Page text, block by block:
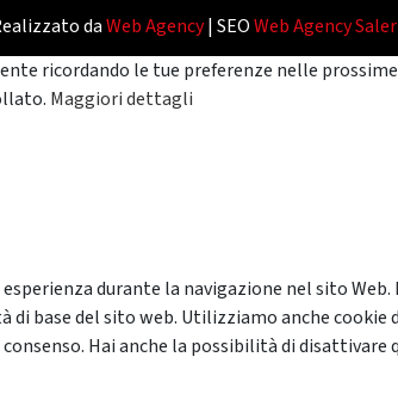
daWeb Agency| SEOWeb Agency
ricordando le tue preferenze nelle
Maggiori dettagli
durante la navigazione nel sito
base del sito web. Utilizziamo anche
Hai anche la possibilità di